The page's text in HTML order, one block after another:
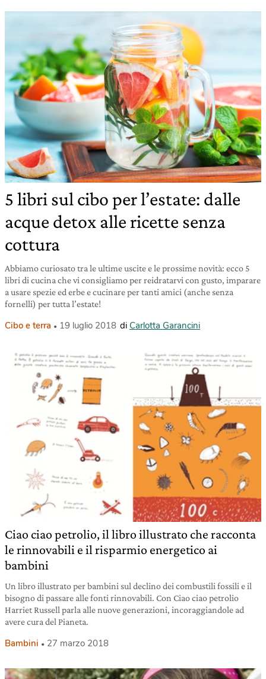
5 libri sul cibo per l’estate: dalle
acque detox alle ricette senza
cottura
Abbiamo curiosato tra le ultime uscite e le prossime novità: ecco 5
libri di cucina che vi consigliamo per reidratarvi con gusto, imparare
a usare spezie ed erbe e cucinare per tanti amici (anche senza
fornelli) per tutta l’estate!
Cibo e terra 19 luglio 2018 di Carlotta Garancini
Ciao ciao petrolio, il libro illustrato che racconta
le rinnovabili e il risparmio energetico ai
bambini
Un libro illustrato per bambini sul declino dei combustili fossili e il
bisogno di passare alle fonti rinnovabili. Con Ciao ciao petrolio
Harriet Russell parla alle nuove generazioni, incoraggiandole ad
avere cura del Pianeta.
Bambini 27 marzo 2018